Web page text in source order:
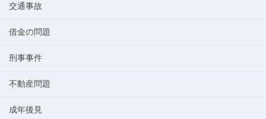
交通事故
借金の問題
刑事事件
不動産問題
成年後見